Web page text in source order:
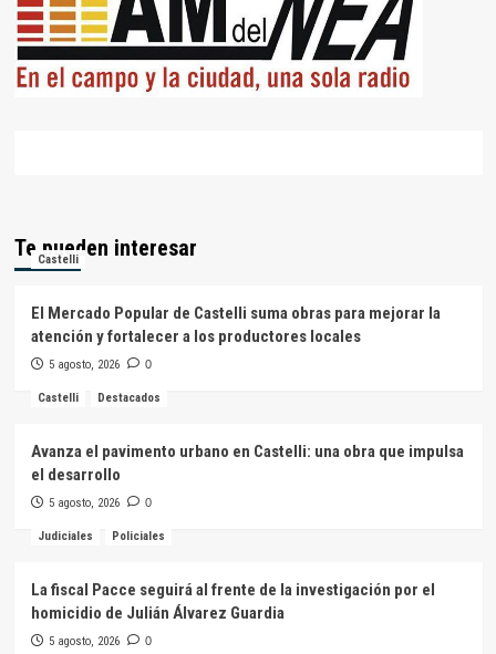
Te pueden interesar
Castelli
El Mercado Popular de Castelli suma obras para mejorar la
atención y fortalecer a los productores locales
5 agosto, 2026 0
Castelli Destacados
Avanza el pavimento urbano en Castelli: una obra que impulsa
el desarrollo
5 agosto, 2026 0
Judiciales Policiales
La fiscal Pacce seguirá al frente de la investigación por el
homicidio de Julián Álvarez Guardia
5 agosto, 2026 0